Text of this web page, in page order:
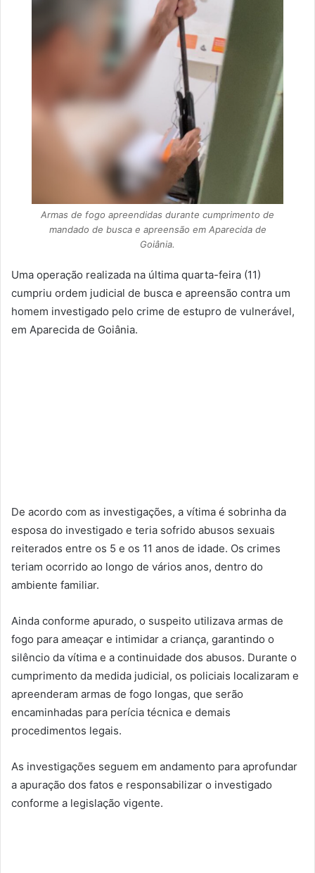
Armas de fogo apreendidas durante cumprimento de
mandado de busca e apreensão em Aparecida de
Goiânia.
Uma operação realizada na última quarta-feira (11)
cumpriu ordem judicial de busca e apreensão contra um
homem investigado pelo crime de estupro de vulnerável,
em Aparecida de Goiânia.
De acordo com as investigações, a vítima é sobrinha da
esposa do investigado e teria sofrido abusos sexuais
reiterados entre os 5 e os 11 anos de idade. Os crimes
teriam ocorrido ao longo de vários anos, dentro do
ambiente familiar.
Ainda conforme apurado, o suspeito utilizava armas de
fogo para ameaçar e intimidar a criança, garantindo o
silêncio da vítima e a continuidade dos abusos. Durante o
cumprimento da medida judicial, os policiais localizaram e
apreenderam armas de fogo longas, que serão
encaminhadas para perícia técnica e demais
procedimentos legais.
As investigações seguem em andamento para aprofundar
a apuração dos fatos e responsabilizar o investigado
conforme a legislação vigente.